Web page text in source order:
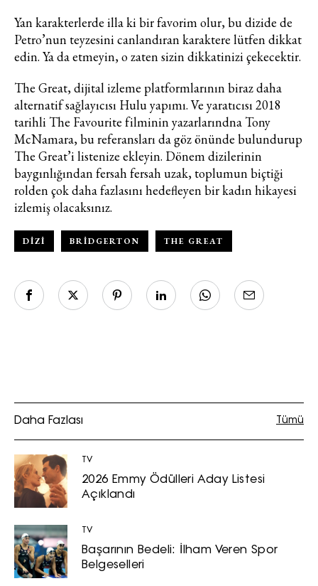
Yan karakterlerde illa ki bir favorim olur, bu dizide de
Petro’nun teyzesini canlandıran karaktere lütfen dikkat
edin. Ya da etmeyin, o zaten sizin dikkatinizi çekecektir.
The Great, dijital izleme platformlarının biraz daha
alternatif sağlayıcısı Hulu yapımı. Ve yaratıcısı 2018
tarihli The Favourite filminin yazarlarındna Tony
McNamara, bu referansları da göz önünde bulundurup
The Great’i listenize ekleyin. Dönem dizilerinin
baygınlığından fersah fersah uzak, toplumun biçtiği
rolden çok daha fazlasını hedefleyen bir kadın hikayesi
izlemiş olacaksınız.
DIZI BRIDGERTON THE GREAT
Daha Fazlası Tümü
TV
2026 Emmy Ödülleri Aday Listesi
Açıklandı
TV
Başarının Bedeli: İlham Veren Spor
Belgeselleri